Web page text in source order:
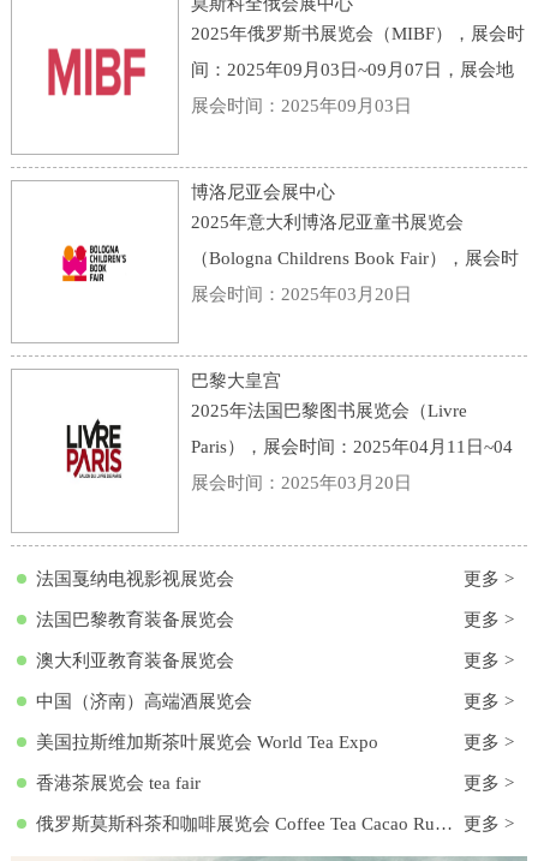
2025年俄罗斯书展览会（MIBF），展会时
间：2025年09月03日~09月07日，展会地
点：俄罗斯-莫斯科-119 Prospekt Mira,
LITERATURA PUBLI
展会时间：2025年09月03日
博洛尼亚会展中心
2025年意大利博洛尼亚童书展览会
（Bologna Childrens Book Fair），展会时
间：2025年03月31日~04月03日，展会地
中心
展会时间：2025年03月20日
巴黎大皇宫
2025年法国巴黎图书展览会（Livre
Paris），展会时间：2025年04月11日~04
月13日，展会地点：法国-巴黎-3 Avenue
期
展会时间：2025年03月20日
法国戛纳电视影视展览会 更多 >
法国巴黎教育装备展览会 更多 >
澳大利亚教育装备展览会 更多 >
中国（济南）高端酒展览会 更多 >
美国拉斯维加斯茶叶展览会 World Tea Expo 更多 >
香港茶展览会 tea fair 更多 >
俄罗斯莫斯科茶和咖啡展览会 Coffee Tea Cacao Russian Expo 更多 >